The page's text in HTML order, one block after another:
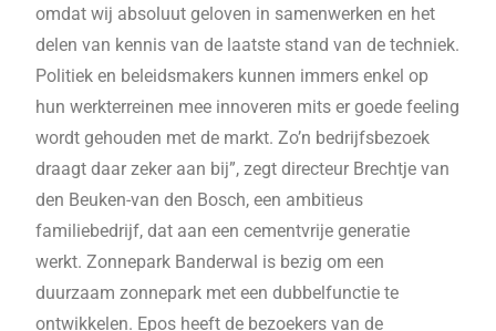
omdat wij absoluut geloven in samenwerken en het
delen van kennis van de laatste stand van de techniek.
Politiek en beleidsmakers kunnen immers enkel op
hun werkterreinen mee innoveren mits er goede feeling
wordt gehouden met de markt. Zo’n bedrijfsbezoek
draagt daar zeker aan bij”, zegt directeur Brechtje van
den Beuken-van den Bosch, een ambitieus
familiebedrijf, dat aan een cementvrije generatie
werkt. Zonnepark Banderwal is bezig om een
duurzaam zonnepark met een dubbelfunctie te
ontwikkelen. Epos heeft de bezoekers van de